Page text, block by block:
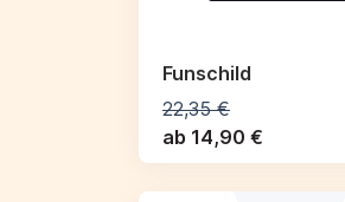
Funschild
22,35 €
ab 14,90 €